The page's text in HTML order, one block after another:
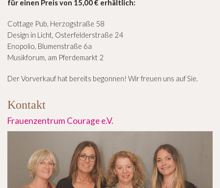
für einen Preis von 15,00 € erhältlich:
Cottage Pub, Herzogstraße 58
Design in Licht, Osterfelderstraße 24
Enopolio, Blumenstraße 6a
Musikforum, am Pferdemarkt 2
Der Vorverkauf hat bereits begonnen! Wir freuen uns auf Sie.
Kontakt
Frauenzentrum Courage e.V.